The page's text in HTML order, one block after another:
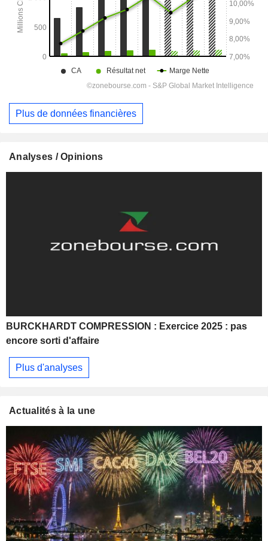
Plus de données financières
Analyses / Opinions
BURCKHARDT COMPRESSION : Exercice 2025 : pas
encore sorti d'affaire
Plus d'analyses
Actualités à la une